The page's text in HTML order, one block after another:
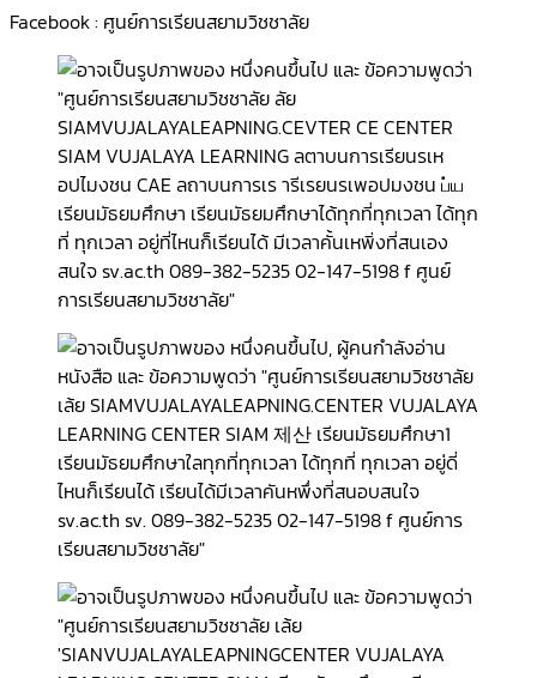
Facebook : ศูนย์การเรียนสยามวิชชาลัย